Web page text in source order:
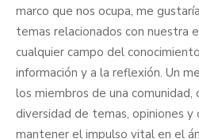
marco que nos ocupa, me
temas relacionados con nuestra
cualquier campo del
información y a la reflexión. Un
los miembros de una comunidad,
diversidad de temas, opiniones y
mantener el impulso vital en el